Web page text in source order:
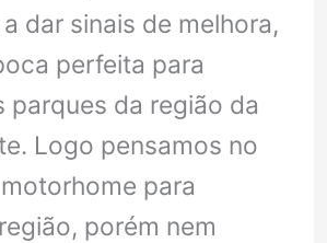
dar sinais de melhora,
perfeita para
parques da região da
Logo pensamos no
para
porém nem